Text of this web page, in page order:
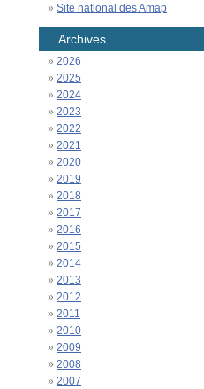
Site national des Amap
Archives
2026
2025
2024
2023
2022
2021
2020
2019
2018
2017
2016
2015
2014
2013
2012
2011
2010
2009
2008
2007